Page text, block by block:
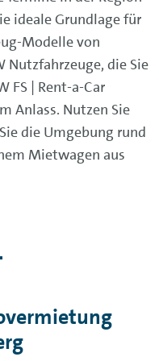
ideale Grundlage für
Modelle von
Nutzfahrzeuge, die Sie
FS | Rent-a-Car
Anlass. Nutzen Sie
die Umgebung rund
Mietwagen aus